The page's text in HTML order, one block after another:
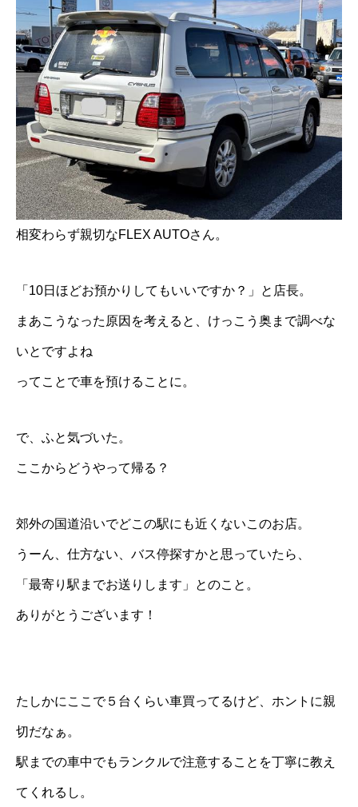
相変わらず親切なFLEX AUTOさん。
「10日ほどお預かりしてもいいですか？」と店長。
まあこうなった原因を考えると、けっこう奥まで調べな
いとですよね
ってことで車を預けることに。
で、ふと気づいた。
ここからどうやって帰る？
郊外の国道沿いでどこの駅にも近くないこのお店。
うーん、仕方ない、バス停探すかと思っていたら、
「最寄り駅までお送りします」とのこと。
ありがとうございます！
たしかにここで５台くらい車買ってるけど、ホントに親
切だなぁ。
駅までの車中でもランクルで注意することを丁寧に教え
てくれるし。